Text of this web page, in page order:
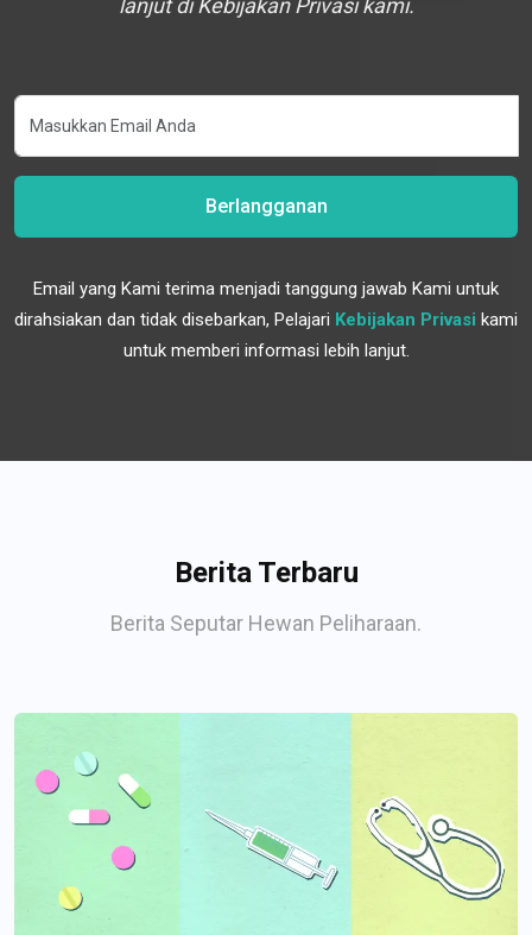
lanjut di Kebijakan Privasi kami.
Berlangganan
Email yang Kami terima menjadi tanggung jawab Kami untuk
dirahsiakan dan tidak disebarkan, Pelajari Kebijakan Privasi kami
untuk memberi informasi lebih lanjut.
Berita Terbaru
Berita Seputar Hewan Peliharaan.